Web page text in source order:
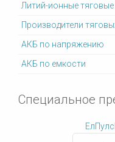
Литий-ионные
Производители
АКБ по напряжению
АКБ по емкости
Специальное